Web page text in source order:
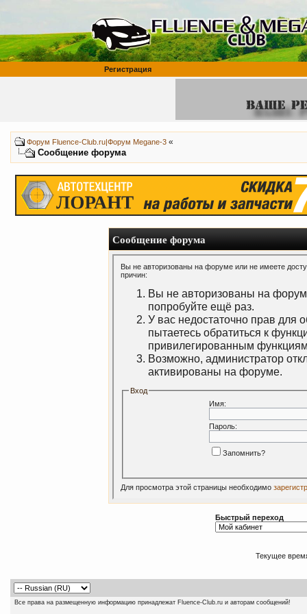
Регистрация
Форум Fluence-Club.ru|Форум Megane-3 «
Сообщение форума
Сообщение форума
Вы не авторизованы на форуме или не имеете
причин:
Вы не авторизованы на
попробуйте ещё раз.
У вас недостаточно прав для
пытаетесь обратиться к
привилегированным
Возможно, администратор
активированы на форуме.
Вход
Имя:
Пароль:
Запомнить?
Для просмотра этой страницы необходимо
Быстрый переход
Текущее
Все права на размещенную информацию принадлежат Fluence-Club.ru и авторам сообщений!